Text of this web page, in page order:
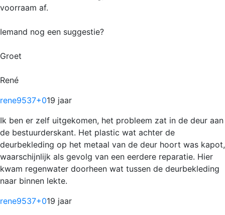
voorraam af.
Iemand nog een suggestie?
Groet
René
rene9537+019 jaar
Ik ben er zelf uitgekomen, het probleem zat in de deur aan
de bestuurderskant. Het plastic wat achter de
deurbekleding op het metaal van de deur hoort was kapot,
waarschijnlijk als gevolg van een eerdere reparatie. Hier
kwam regenwater doorheen wat tussen de deurbekleding
naar binnen lekte.
rene9537+019 jaar